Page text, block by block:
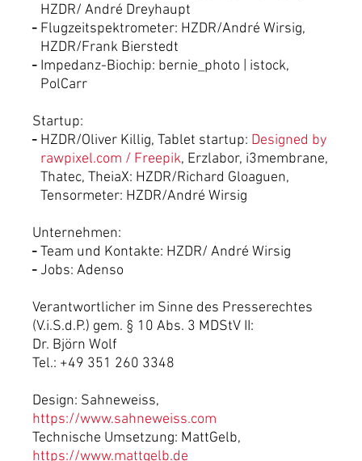
HZDR/ André Dreyhaupt
Flugzeitspektrometer: HZDR/André Wirsig,
HZDR/Frank Bierstedt
Impedanz-Biochip: bernie_photo | istock,
PolCarr
Startup:
HZDR/Oliver Killig, Tablet startup: Designed by
rawpixel.com / Freepik, Erzlabor, i3membrane,
Thatec, TheiaX: HZDR/Richard Gloaguen,
Tensormeter: HZDR/André Wirsig
Unternehmen:
Team und Kontakte: HZDR/ André Wirsig
Jobs: Adenso
Verantwortlicher im Sinne des Presserechtes
(V.i.S.d.P.) gem. § 10 Abs. 3 MDStV II:
Dr. Björn Wolf
Tel.: +49 351 260 3348
Design: Sahneweiss,
https://www.sahneweiss.com
Technische Umsetzung: MattGelb,
https://www.mattgelb.de